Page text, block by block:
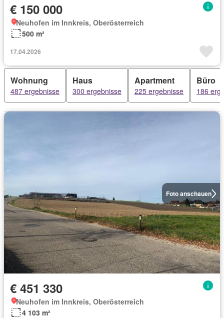
€ 150 000
Neuhofen im Innkreis, Oberösterreich
500 m²
17.04.2026
Wohnung
487 ergebnisse
Haus
300 ergebnisse
Apartment
225 ergebnisse
Büro
186
Foto anschauen
€ 451 330
Neuhofen im Innkreis, Oberösterreich
4 103 m²